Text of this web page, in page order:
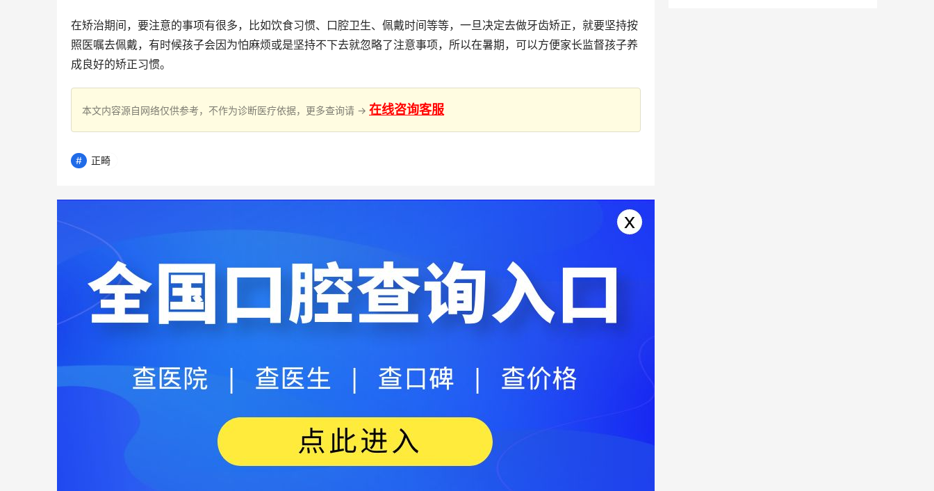
在矫治期间，要注意的事项有很多，比如饮食习惯、口腔卫生、佩戴时间等等，一旦决定去做牙齿矫正，就要坚持按
照医嘱去佩戴，有时候孩子会因为怕麻烦或是坚持不下去就忽略了注意事项，所以在暑期，可以方便家长监督孩子养
成良好的矫正习惯。
本文内容源自网络仅供参考，不作为诊断医疗依据，更多查询请 → 在线咨询客服
正畸